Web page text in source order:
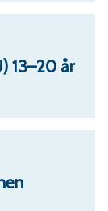
a
13–20 år